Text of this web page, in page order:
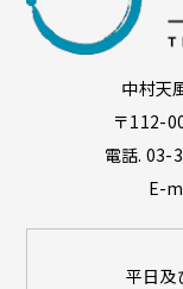
中村天
〒112-
電話.
E-
平日及